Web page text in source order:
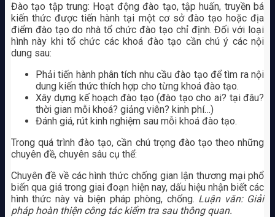
Đào tạo tập trung: Hoạt động đào tạo, tập huấn, truyền bá
kiến thức được tiến hành tại một cơ sở đào tạo hoặc địa
điểm đào tạo do nhà tổ chức đào tạo chỉ định. Đối với loại
hình này khi tổ chức các khoá đào tạo cần chú ý các nội
dung sau:
Phải tiến hành phân tích nhu cầu đào tạo để tìm ra nội
dung kiến thức thích hợp cho từng khoá đào tạo.
Xây dựng kế hoạch đào tạo (đào tạo cho ai? tại đâu?
thời gian mỗi khoá? giảng viên? kinh phí…)
Đánh giá, rút kinh nghiệm sau mỗi khoá đào tạo.
Trong quá trình đào tạo, cần chú trọng đào tạo theo những
chuyên đề, chuyên sâu cụ thể:
Chuyên đề về các hình thức chống gian lận thương mại phổ
biến qua giá trong giai đoạn hiện nay, dấu hiệu nhận biết các
hình thức này và biện pháp phòng, chống. Luận văn: Giải
pháp hoàn thiện công tác kiểm tra sau thông quan.